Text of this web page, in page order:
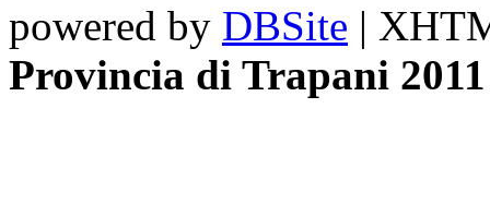
powered by DBSite |
Provincia di Trapani 2011